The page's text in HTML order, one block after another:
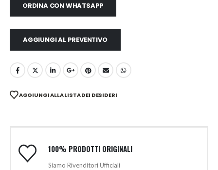
ORDINA CON WHATSAPP
AGGIUNGI AL PREVENTIVO
AGGIUNGI ALLA LISTA DEI DESIDERI
100% PRODOTTI ORIGINALI
Siamo Rivenditori Ufficiali